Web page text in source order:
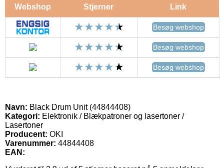
Webshop Stjerner Link
Besøg webshop
Besøg webshop
Besøg webshop
Navn: Black Drum Unit (44844408)
Kategori: Elektronik / Blækpatroner og lasertoner /
Lasertoner
Producent: OKI
Varenummer: 44844408
EAN: